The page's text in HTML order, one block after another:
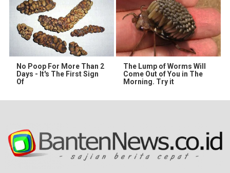
No Poop For More Than 2
Days - It's The First Sign
Of
The Lump of Worms Will
Come Out of You in The
Morning. Try it